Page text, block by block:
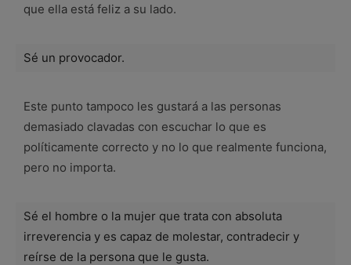
que ella está feliz a su lado.
Sé un provocador.
Este punto tampoco les gustará a las personas
demasiado clavadas con escuchar lo que es
políticamente correcto y no lo que realmente funciona,
pero no importa.
Sé el hombre o la mujer que trata con absoluta
irreverencia y es capaz de molestar, contradecir y
reírse de la persona que le gusta.